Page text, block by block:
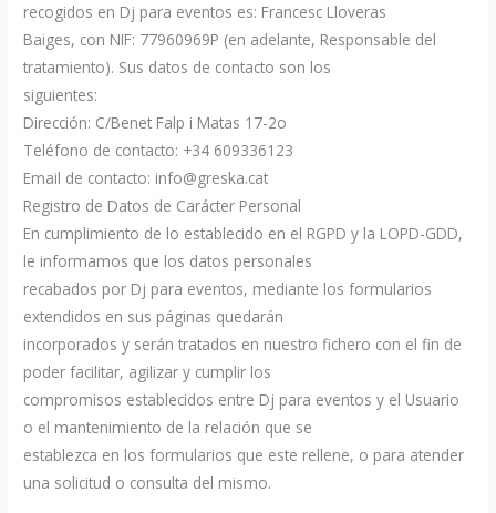
recogidos en Dj para eventos es: Francesc Lloveras
Baiges, con NIF: 77960969P (en adelante, Responsable del
tratamiento). Sus datos de contacto son los
siguientes:
Dirección: C/Benet Falp i Matas 17-2o
Teléfono de contacto: +34 609336123
Email de contacto: info@greska.cat
Registro de Datos de Carácter Personal
En cumplimiento de lo establecido en el RGPD y la LOPD-GDD,
le informamos que los datos personales
recabados por Dj para eventos, mediante los formularios
extendidos en sus páginas quedarán
incorporados y serán tratados en nuestro fichero con el fin de
poder facilitar, agilizar y cumplir los
compromisos establecidos entre Dj para eventos y el Usuario
o el mantenimiento de la relación que se
establezca en los formularios que este rellene, o para atender
una solicitud o consulta del mismo.